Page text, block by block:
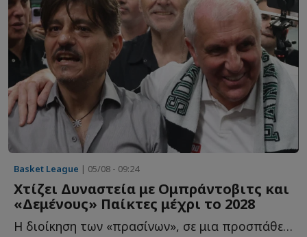
Basket League | 05/08 - 09:24
Χτίζει Δυναστεία με Ομπράντοβιτς και
«Δεμένους» Παίκτες μέχρι το 2028
Η διοίκηση των «πρασίνων», σε μια προσπάθεια να επαναφέρει τ...